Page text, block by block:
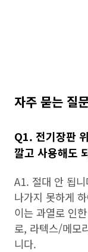
자주 묻는 질
Q1. 전기장판
깔고 사용해도
A1. 절대 안 됩
나가지 못하게
이는 과열로 인
로, 라텍스/메모
니다.